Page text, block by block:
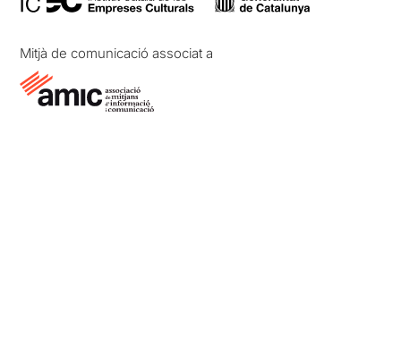
Mitjà de comunicació associat a